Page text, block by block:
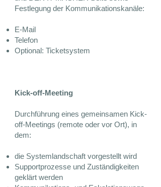
Festlegung der Kommunikationskanäle:
E-Mail
Telefon
Optional: Ticketsystem
Kick-off-Meeting
Durchführung eines gemeinsamen Kick-
off-Meetings (remote oder vor Ort), in
dem:
die Systemlandschaft vorgestellt wird
Supportprozesse und Zuständigkeiten
geklärt werden